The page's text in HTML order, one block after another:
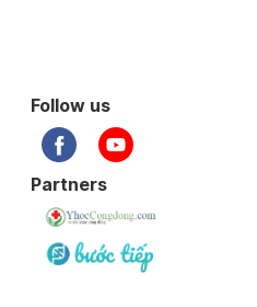
Follow us
Partners